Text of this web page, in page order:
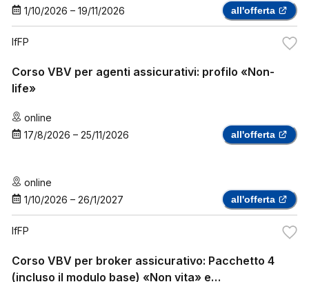
1/10/2026 – 19/11/2026 all'offerta
IfFP
Corso VBV per agenti assicurativi: profilo «Non-
life»
online
17/8/2026 – 25/11/2026 all'offerta
online
1/10/2026 – 26/1/2027 all'offerta
IfFP
Corso VBV per broker assicurativo: Pacchetto 4
(incluso il modulo base) «Non vita» e